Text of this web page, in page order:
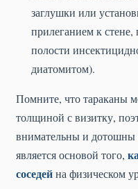
заглушки или
прилеганием к стене,
полости
диатомитом).
Помните, что тараканы
толщиной с визитку,
внимательны и дотошны
является основой того,
соседейна физическом